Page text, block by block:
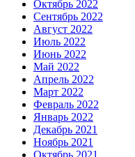
Октябрь 2022
Сентябрь 2022
Август 2022
Июль 2022
Июнь 2022
Май 2022
Апрель 2022
Март 2022
Февраль 2022
Январь 2022
Декабрь 2021
Ноябрь 2021